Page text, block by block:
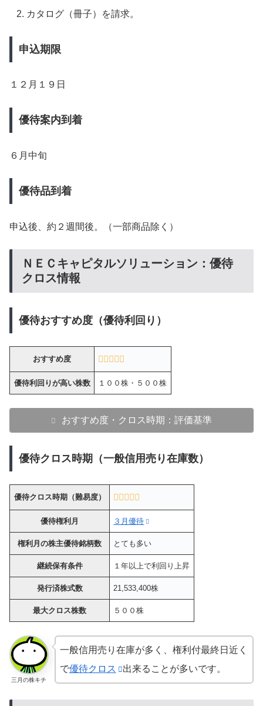
カタログ（冊子）を請求。
申込期限
１２月１９日
優待案内到着
６月中旬
優待品到着
申込後、約２週間後。（一部商品除く）
ＮＥＣキャピタルソリューション：優待
クロス情報
優待おすすめ度（優待利回り）
おすすめ度
優待利回りが高い株数 １００株・５００株
おすすめ度・クロス時期：評価基準
優待クロス時期（一般信用売り在庫数）
優待クロス時期（難易度）
優待権利月 ３月優待
権利月の株主優待銘柄数 とても多い
継続保有条件 １年以上で利回り上昇
発行済株式数 21,533,400株
最大クロス株数 ５００株
三月の株キチ
一般信用売り在庫が多く、権利付最終日近く
で優待クロス 出来ることが多いです。